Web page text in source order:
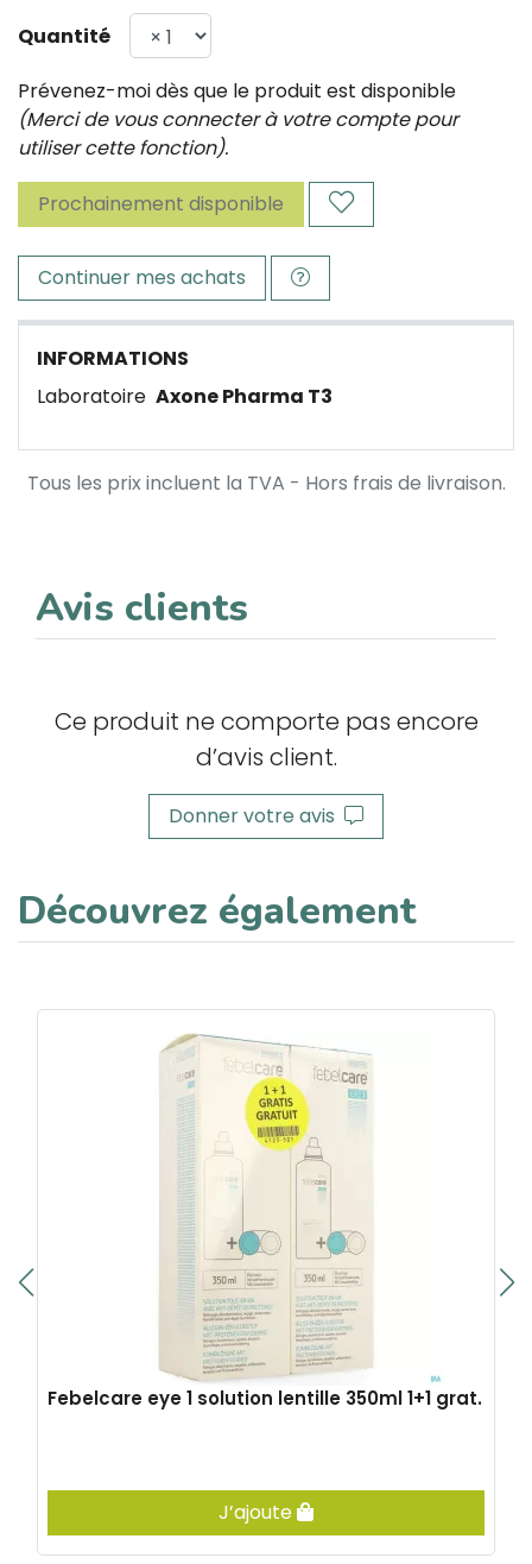
Quantité
Prévenez-moi dès que le produit est disponible
(Merci de vous connecter à votre compte pour
utiliser cette fonction).
Prochainement disponible
Continuer mes achats
INFORMATIONS
Laboratoire Axone Pharma T3
Tous les prix incluent la TVA - Hors frais de livraison.
Avis clients
Ce produit ne comporte pas encore
d’avis client.
Donner votre avis
Découvrez également
Febelcare eye 1 solution lentille 350ml 1+1 grat.
J’ajoute